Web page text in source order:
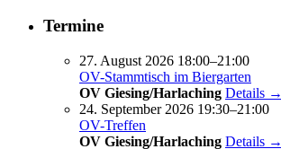
Termine
27. August 2026 18:00–21:00
OV-Stammtisch im Biergarten
OV Giesing/Harlaching Details →
24. September 2026 19:30–21:00
OV-Treffen
OV Giesing/Harlaching Details →